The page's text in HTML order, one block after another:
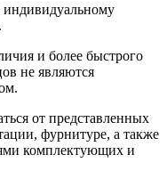
индивидуальному
и более быстрого
не являются
от представленных
фурнитуре, а также
комплектующих и